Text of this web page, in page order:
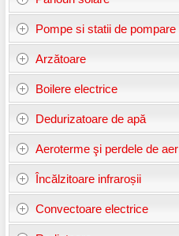
Pompe si statii de pompare
Arzătoare
Boilere electrice
Dedurizatoare de apă
Aeroterme şi perdele de aer
Încălzitoare infraroșii
Convectoare electrice